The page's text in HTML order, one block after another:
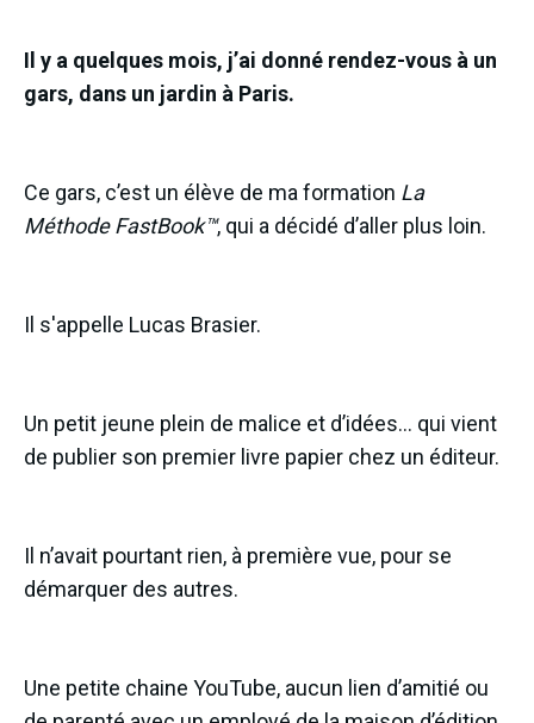
Il y a quelques mois, j’ai donné rendez-vous à un
gars, dans un jardin à Paris.
Ce gars, c’est un élève de ma formation La
Méthode FastBook™, qui a décidé d’aller plus loin.
Il s'appelle Lucas Brasier.
Un petit jeune plein de malice et d’idées… qui vient
de publier son premier livre papier chez un éditeur.
Il n’avait pourtant rien, à première vue, pour se
démarquer des autres.
Une petite chaine YouTube, aucun lien d’amitié ou